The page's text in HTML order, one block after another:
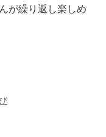
が繰り返し楽しめ